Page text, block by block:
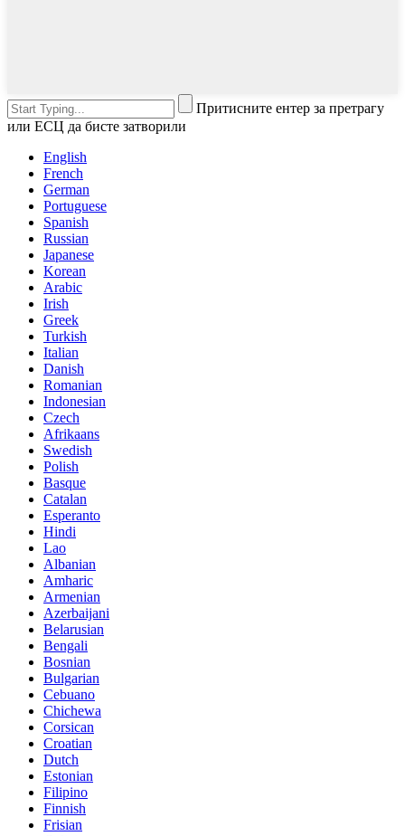
Притисните ентер за претрагу
или ЕСЦ да бисте затворили
English
French
German
Portuguese
Spanish
Russian
Japanese
Korean
Arabic
Irish
Greek
Turkish
Italian
Danish
Romanian
Indonesian
Czech
Afrikaans
Swedish
Polish
Basque
Catalan
Esperanto
Hindi
Lao
Albanian
Amharic
Armenian
Azerbaijani
Belarusian
Bengali
Bosnian
Bulgarian
Cebuano
Chichewa
Corsican
Croatian
Dutch
Estonian
Filipino
Finnish
Frisian